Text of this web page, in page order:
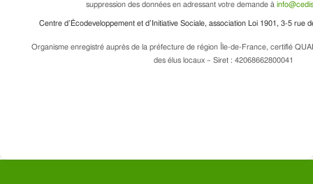
suppression des données en adressant votre demande à
Centre d’Écodeveloppement et d’Initiative Sociale, association Loi 1901, 3-5 rue
Organisme enregistré auprès de la préfecture de région Île-de-France, certifié
des élus locaux – Siret : 42068662800041